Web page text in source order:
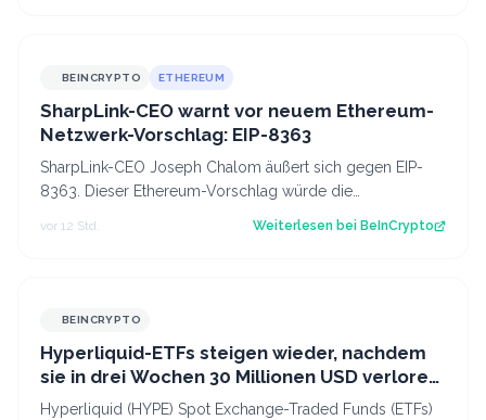
BEINCRYPTO ETHEREUM
SharpLink-CEO warnt vor neuem Ethereum-
Netzwerk-Vorschlag: EIP-8363
SharpLink-CEO Joseph Chalom äußert sich gegen EIP-
8363. Dieser Ethereum-Vorschlag würde die
vor 12 Std. Weiterlesen bei BeInCrypto
BEINCRYPTO
Hyperliquid-ETFs steigen wieder, nachdem
sie in drei Wochen 30 Millionen USD verloren
haben
Hyperliquid (HYPE) Spot Exchange-Traded Funds (ETFs)